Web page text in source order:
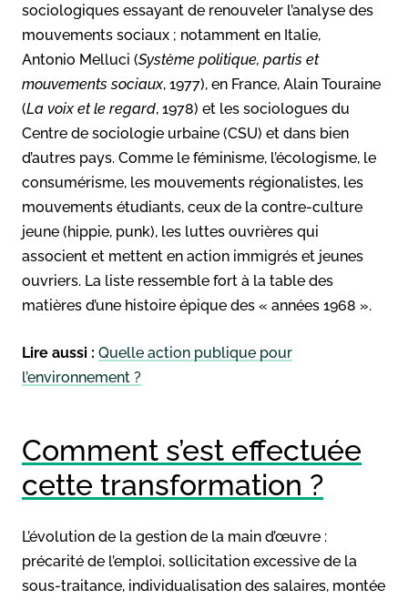
sociologiques essayant de renouveler l’analyse des
mouvements sociaux ; notamment en Italie,
Antonio Melluci (Système politique, partis et
mouvements sociaux, 1977), en France, Alain Touraine
(La voix et le regard, 1978) et les sociologues du
Centre de sociologie urbaine (CSU) et dans bien
d’autres pays. Comme le féminisme, l’écologisme, le
consumérisme, les mouvements régionalistes, les
mouvements étudiants, ceux de la contre-culture
jeune (hippie, punk), les luttes ouvrières qui
associent et mettent en action immigrés et jeunes
ouvriers. La liste ressemble fort à la table des
matières d’une histoire épique des « années 1968 ».
Lire aussi : Quelle action publique pour
l’environnement ?
Comment s’est effectuée
cette transformation ?
L’évolution de la gestion de la main d’œuvre :
précarité de l’emploi, sollicitation excessive de la
sous-traitance, individualisation des salaires, montée